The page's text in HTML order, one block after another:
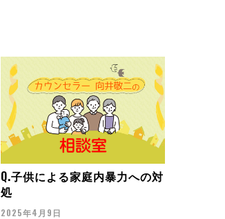
Q.子供による家庭内暴力への対
処
2025年4月9日